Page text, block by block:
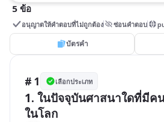
5 ข้อ
อนุญาตให้คำตอบที่ไม่ถูกต้อง ซ่อนคำตอบ
บัตรคำ
# 1 เลือกประเภท
1. ในปัจจุบันศาสนาใดที่มี
ในโลก